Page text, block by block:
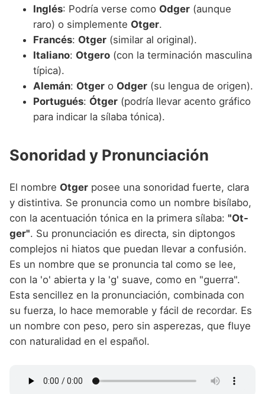
Inglés: Podría verse como Odger (aunque
raro) o simplemente Otger.
Francés: Otger (similar al original).
Italiano: Otgero (con la terminación masculina
típica).
Alemán: Otger o Odger (su lengua de origen).
Portugués: Ótger (podría llevar acento gráfico
para indicar la sílaba tónica).
Sonoridad y Pronunciación
El nombre Otger posee una sonoridad fuerte, clara
y distintiva. Se pronuncia como un nombre bisílabo,
con la acentuación tónica en la primera sílaba: "Ot-
ger". Su pronunciación es directa, sin diptongos
complejos ni hiatos que puedan llevar a confusión.
Es un nombre que se pronuncia tal como se lee,
con la 'o' abierta y la 'g' suave, como en "guerra".
Esta sencillez en la pronunciación, combinada con
su fuerza, lo hace memorable y fácil de recordar. Es
un nombre con peso, pero sin asperezas, que fluye
con naturalidad en el español.